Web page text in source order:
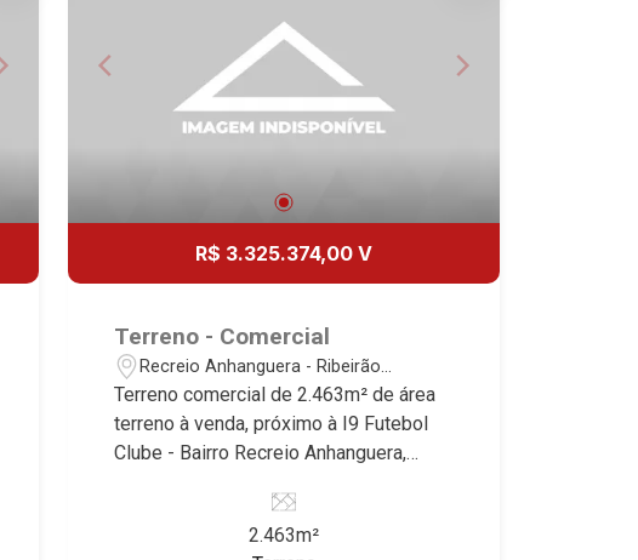
15
Aug/Sat
17
18
19
Aug/Wed
15:00
16:00
17:00
18:00
R$ 3.325.374,00 V
Terreno - Comercial
Recreio Anhanguera - Ribeirão
Preto/SP
Terreno comercial de 2.463m² de área
terreno à venda, próximo à I9 Futebol
Clube - Bairro Recreio Anhanguera,
características deste imóvel que a
Martinelli Imobiliária selecionou para
2.463m²